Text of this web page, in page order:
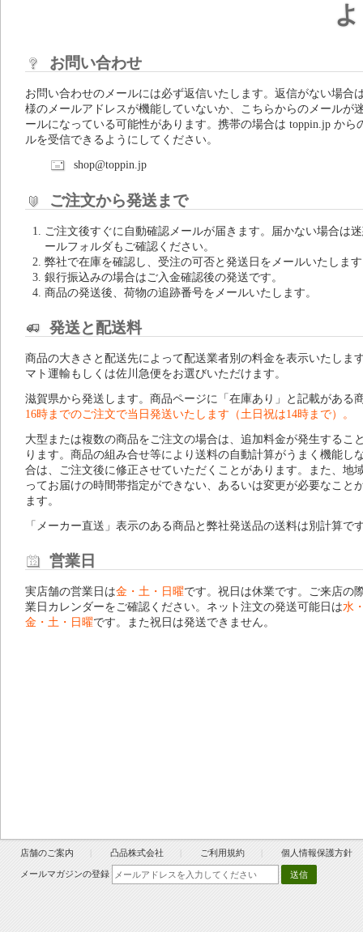
お問い合わせ
お問い合わせのメールには必ず返信いたします。返信がない場合
様のメールアドレスが機能していないか、こちらからのメールが
ールになっている可能性があります。携帯の場合は toppin.jp から
ルを受信できるようにしてください。
shop@toppin.jp
ご注文から発送まで
ご注文後すぐに自動確認メールが届きます。届かない場合は
ールフォルダもご確認ください。
弊社で在庫を確認し、受注の可否と発送日をメールいたしま
銀行振込みの場合はご入金確認後の発送です。
商品の発送後、荷物の追跡番号をメールいたします。
発送と配送料
商品の大きさと配送先によって配送業者別の料金を表示いたしま
マト運輸もしくは佐川急便をお選びいただけます。
滋賀県から発送します。商品ページに「在庫あり」と記載がある
16時までのご注文で当日発送いたします（土日祝は14時まで）。
大型または複数の商品をご注文の場合は、追加料金が発生するこ
ります。商品の組み合せ等により送料の自動計算がうまく機能し
合は、ご注文後に修正させていただくことがあります。また、地
ってお届けの時間帯指定ができない、あるいは変更が必要なこと
ます。
「メーカー直送」表示のある商品と弊社発送品の送料は別計算で
営業日
実店舗の営業日は金・土・日曜です。祝日は休業です。ご来店の
業日カレンダーをご確認ください。ネット注文の発送可能日は水
金・土・日曜です。また祝日は発送できません。
店舗のご案内 凸品株式会社 ご利用規約 個人情報保護方針
メールマガジンの登録 送信